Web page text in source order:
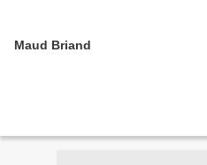
Maud Briand